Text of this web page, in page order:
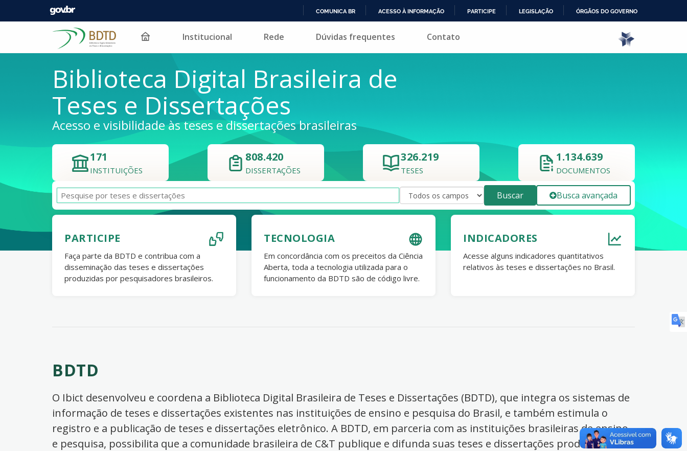
PARA
COMUNICA BR ACESSO À INFORMAÇÃO PARTICIPE LEGISLAÇÃO ÓRGÃOS DO GOVERNO
Pular para o conteúdo Institucional Rede Dúvidas frequentes Contato
Biblioteca Digital Brasileira de
Teses e Dissertações
Acesso e visibilidade às teses e dissertações brasileiras
171
INSTITUIÇÕES
808.420
DISSERTAÇÕES
326.219
TESES
1.134.639
DOCUMENTOS
Buscar Busca avançada
PARTICIPE
Faça parte da BDTD e contribua com a
disseminação das teses e dissertações
produzidas por pesquisadores brasileiros.
TECNOLOGIA
Em concordância com os preceitos da Ciência
Aberta, toda a tecnologia utilizada para o
funcionamento da BDTD são de código livre.
INDICADORES
Acesse alguns indicadores quantitativos
relativos às teses e dissertações no Brasil.
BDTD
O Ibict desenvolveu e coordena a Biblioteca Digital Brasileira de Teses e Dissertações (BDTD), que integra os sistemas de
informação de teses e dissertações existentes nas instituições de ensino e pesquisa do Brasil, e também estimula o
registro e a publicação de teses e dissertações eletrônico. A BDTD, em parceria com as instituições brasileiras de ensino
e pesquisa, possibilita que a comunidade brasileira de C&T publique e difunda suas teses e dissertações produzidas no